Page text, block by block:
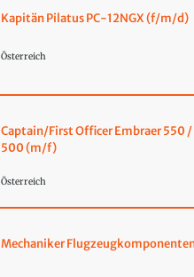
Kapitän Pilatus PC-12NGX (f/m/d)
Österreich
Captain/First Officer Embraer 550 /
500 (m/f)
Österreich
Mechaniker